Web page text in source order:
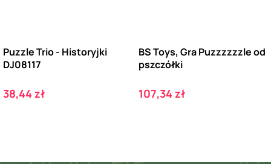
Puzzle Trio - Historyjki
DJ08117
Cena
38,44 zł
BS Toys, Gra Puzzzzzzle od
pszczółki
Cena
107,34 zł